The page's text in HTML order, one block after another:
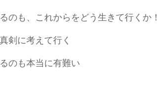
のも、これからをどう生きて行くか！
剣に考えて行く
のも本当に有難い